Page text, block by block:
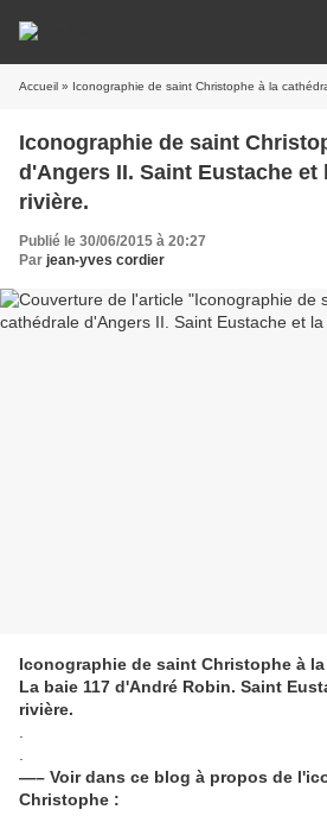
Accueil » Iconographie de saint Christophe à la cathédrale d'Angers II.
Iconographie de saint
d'Angers II. Saint Eustache et
rivière.
Publié le 30/06/2015 à 20:27
Par jean-yves cordier
Iconographie de saint Christophe à
La baie 117 d'André Robin. Saint
rivière.
—– Voir dans ce blog à propos de
Christophe :